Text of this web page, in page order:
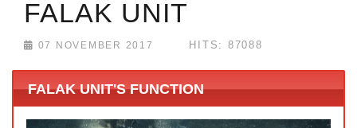
FALAK UNIT
07 NOVEMBER 2017 HITS: 87088
FALAK UNIT'S FUNCTION